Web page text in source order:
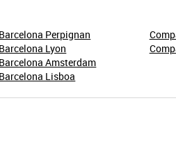
Perpignan
Lyon
Amsterdam
Lisboa